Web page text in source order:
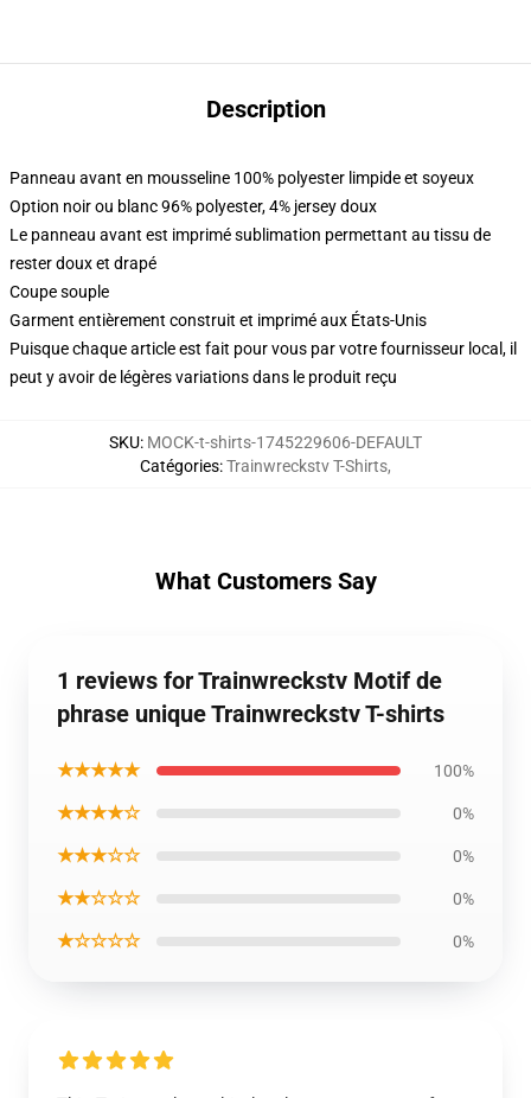
Description
Panneau avant en mousseline 100% polyester limpide et soyeux
Option noir ou blanc 96% polyester, 4% jersey doux
Le panneau avant est imprimé sublimation permettant au tissu de
rester doux et drapé
Coupe souple
Garment entièrement construit et imprimé aux États-Unis
Puisque chaque article est fait pour vous par votre fournisseur local, il
peut y avoir de légères variations dans le produit reçu
SKU: MOCK-t-shirts-1745229606-DEFAULT
Catégories:Trainwreckstv T-Shirts,
What Customers Say
1 reviews for Trainwreckstv Motif de
phrase unique Trainwreckstv T-shirts
★★★★★ 100%
★★★★☆ 0%
★★★☆☆ 0%
★★☆☆☆ 0%
★☆☆☆☆ 0%